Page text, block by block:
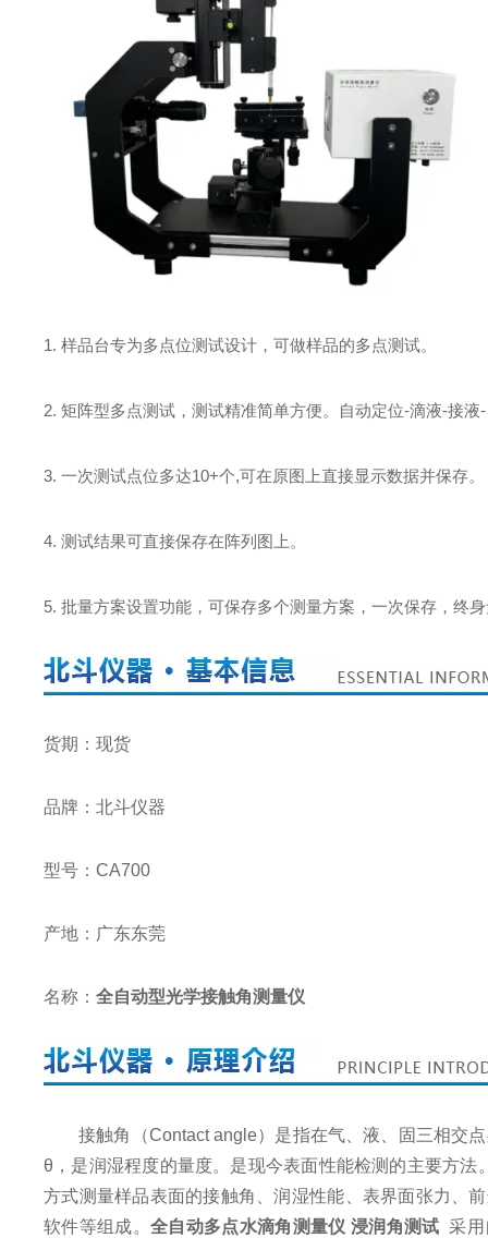
1. 样品台专为多点位测试设计，可做样品的多点测试。
2. 矩阵型多点测试，测试精准简单方便。自动定位-滴液-接液
3. 一次测试点位多达10+个,可在原图上直接显示数据并保存。
4. 测试结果可直接保存在阵列图上。
5. 批量方案设置功能，可保存多个测量方案，一次保存，终
货期：现货
品牌：北斗仪器
型号：CA700
产地：广东东莞
名称： 全自动型光学接触角测量仪
接触角（Contact angle）是指在气、液、固三相交
θ，是润湿程度的量度。是现今表面性能检测的主要方法
方式测量样品表面的接触角、润湿性能、表界面张力、
软件等组成。 全自动多点水滴角测量仪 浸润角测试 采